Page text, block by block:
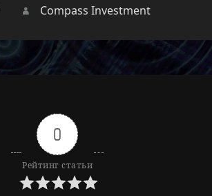
Автор
Compass Investment
0
Рейтинг статьи